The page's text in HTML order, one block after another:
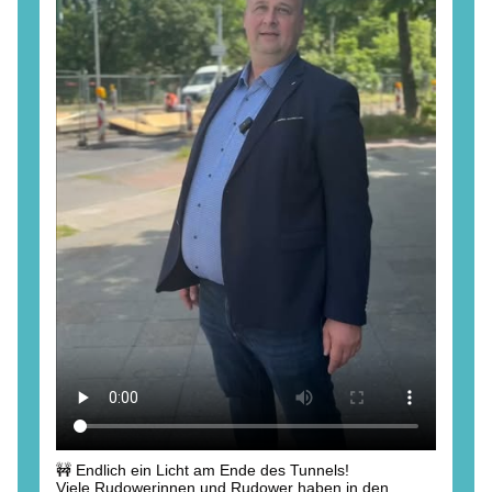
🚧 Endlich ein Licht am Ende des Tunnels!
Viele Rudowerinnen und Rudower haben in den